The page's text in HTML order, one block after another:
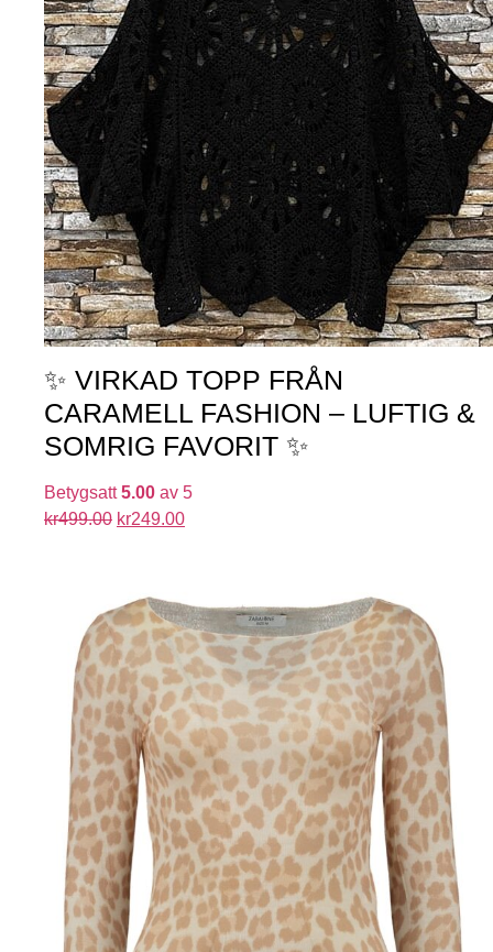
✨ VIRKAD TOPP FRÅN
CARAMELL FASHION – LUFTIG &
SOMRIG FAVORIT ✨
Betygsatt5.00 av 5
kr499.00 kr249.00